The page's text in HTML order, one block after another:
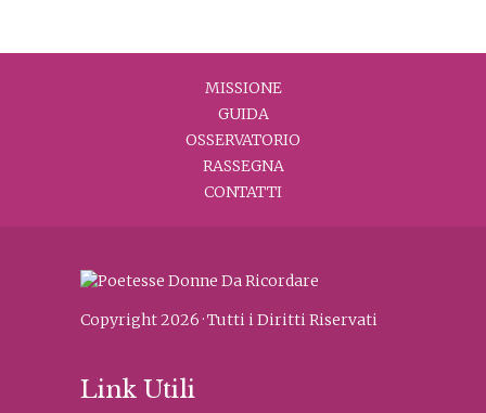
MISSIONE
GUIDA
OSSERVATORIO
RASSEGNA
CONTATTI
Copyright 2026 · Tutti i Diritti Riservati
Link Utili